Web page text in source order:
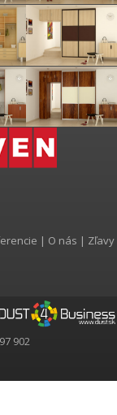
| O nás | Zľavy
902